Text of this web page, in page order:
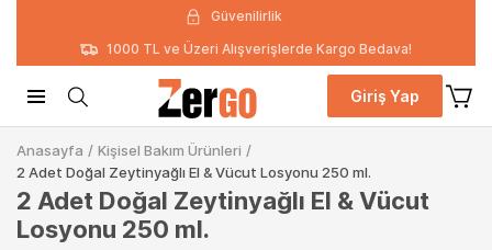
Güvenilirlik
1000 TL ve Üzeri Alışverişlerde Kargo Bedava!
Giriş Yap
Anasayfa / Kişisel Bakım Ürünleri /
2 Adet Doğal Zeytinyağlı El & Vücut Losyonu 250 ml.
2 Adet Doğal Zeytinyağlı El & Vücut
Losyonu 250 ml.